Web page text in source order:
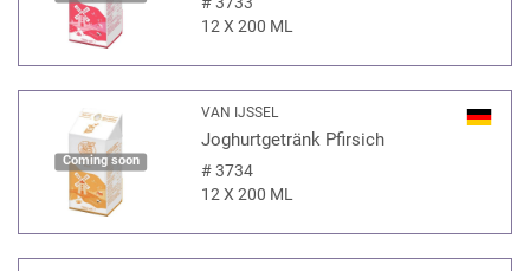
12 X 200 ML
Coming soon
VAN IJSSEL
Joghurtgetränk Pfirsich
#3734
12 X 200 ML